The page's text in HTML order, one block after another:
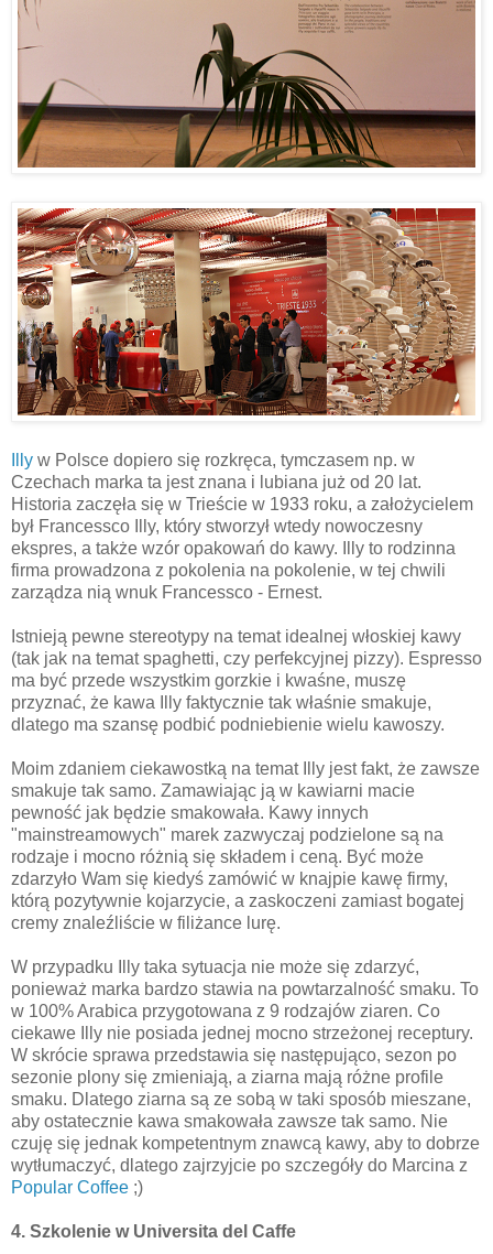
Illy w Polsce dopiero się rozkręca, tymczasem np. w
Czechach marka ta jest znana i lubiana już od 20 lat.
Historia zaczęła się w Trieście w 1933 roku, a założycielem
był Francessco Illy, który stworzył wtedy nowoczesny
ekspres, a także wzór opakowań do kawy. Illy to rodzinna
firma prowadzona z pokolenia na pokolenie, w tej chwili
zarządza nią wnuk Francessco - Ernest.
Istnieją pewne stereotypy na temat idealnej włoskiej kawy
(tak jak na temat spaghetti, czy perfekcyjnej pizzy). Espresso
ma być przede wszystkim gorzkie i kwaśne, muszę
przyznać, że kawa Illy faktycznie tak właśnie smakuje,
dlatego ma szansę podbić podniebienie wielu kawoszy.
Moim zdaniem ciekawostką na temat Illy jest fakt, że zawsze
smakuje tak samo. Zamawiając ją w kawiarni macie
pewność jak będzie smakowała. Kawy innych
"mainstreamowych" marek zazwyczaj podzielone są na
rodzaje i mocno różnią się składem i ceną. Być może
zdarzyło Wam się kiedyś zamówić w knajpie kawę firmy,
którą pozytywnie kojarzycie, a zaskoczeni zamiast bogatej
cremy znaleźliście w filiżance lurę.
W przypadku Illy taka sytuacja nie może się zdarzyć,
ponieważ marka bardzo stawia na powtarzalność smaku. To
w 100% Arabica przygotowana z 9 rodzajów ziaren. Co
ciekawe Illy nie posiada jednej mocno strzeżonej receptury.
W skrócie sprawa przedstawia się następująco, sezon po
sezonie plony się zmieniają, a ziarna mają różne profile
smaku. Dlatego ziarna są ze sobą w taki sposób mieszane,
aby ostatecznie kawa smakowała zawsze tak samo. Nie
czuję się jednak kompetentnym znawcą kawy, aby to dobrze
wytłumaczyć, dlatego zajrzyjcie po szczegóły do Marcina z
Popular Coffee ;)
4. Szkolenie w Universita del Caffe